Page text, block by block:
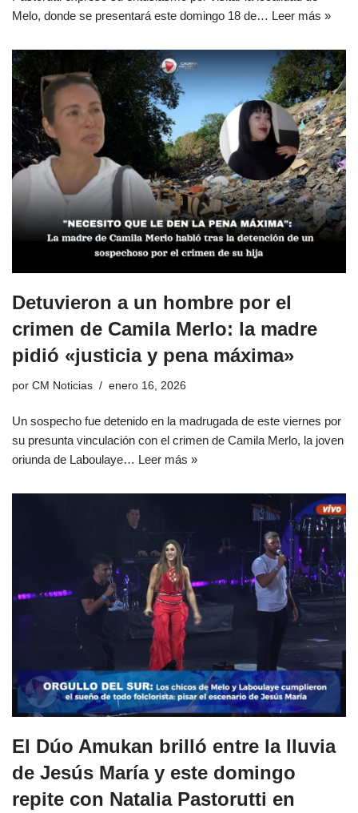
Melo, donde se presentará este domingo 18 de… Leer más »
Detuvieron a un hombre por el
crimen de Camila Merlo: la madre
pidió «justicia y pena máxima»
por CM Noticias enero 16, 2026
Un sospecho fue detenido en la madrugada de este viernes por
su presunta vinculación con el crimen de Camila Merlo, la joven
oriunda de Laboulaye… Leer más »
El Dúo Amukan brilló entre la lluvia
de Jesús María y este domingo
repite con Natalia Pastorutti en